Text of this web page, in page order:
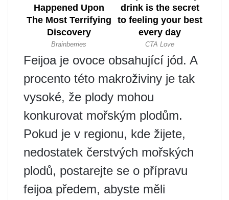
Feijoa je ovoce obsahující jód. A
procento této makroživiny je tak
vysoké, že plody mohou
konkurovat mořským plodům.
Pokud je v regionu, kde žijete,
nedostatek čerstvých mořských
plodů, postarejte se o přípravu
feijoa předem, abyste měli